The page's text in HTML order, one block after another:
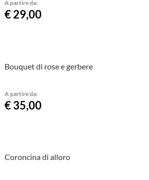
A partire da:
€ 29,00
Bouquet di rose e gerbere
A partire da:
€ 35,00
Coroncina di alloro